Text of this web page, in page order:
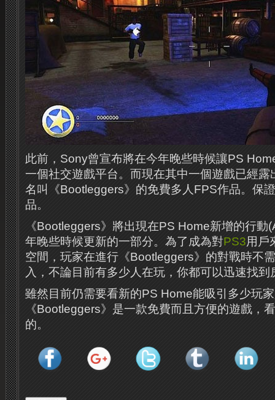
此前，Sony曾宣布將在今年晚些時候讓PS
一個社交遊戲平台。 而現在其中一個遊戲已經露
名叫《Bootleggers》的免費多人FPS作品。 保
品。
《Bootleggers》將出現在PS Home新增的行動
年晚些時候更新​​的一部分。 為了成為對PS3用戶
空間，玩家在進行《Bootleggers》的對戰時不
入，不論目前有多少人在玩，你都可以迅速找
雖然目前仍需要看新的PS Home能吸引多少玩
《Bootleggers》是一款免費而且方便的遊戲，
的。